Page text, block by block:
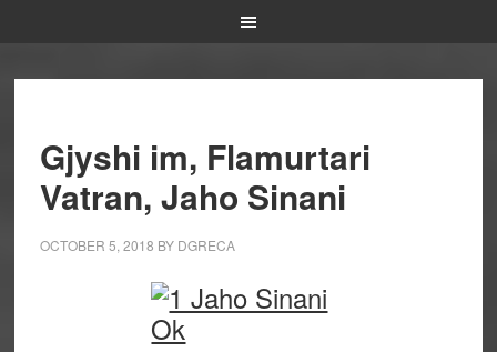
Gjyshi im, Flamurtari
Vatran, Jaho Sinani
OCTOBER 5, 2018 BY DGRECA